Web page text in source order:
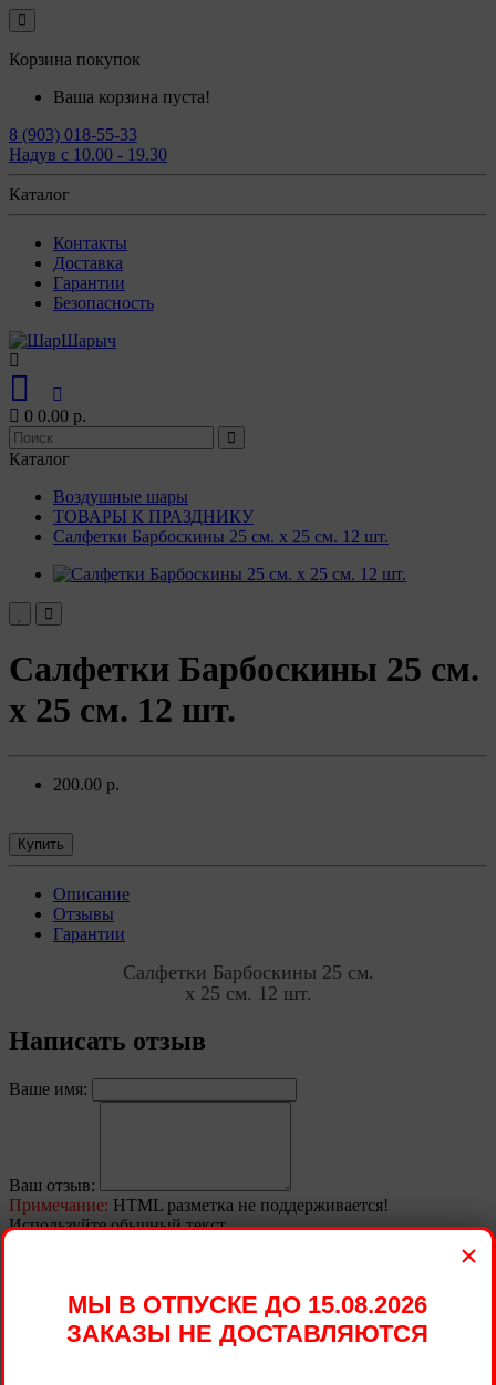
Корзина покупок
Ваша корзина пуста!
8 (903) 018-55-33
Надув с 10.00 - 19.30
Каталог
Контакты
Доставка
Гарантии
Безопасность
0 0.00 р.
Каталог
Воздушные шары
ТОВАРЫ К ПРАЗДНИКУ
Салфетки Барбоскины 25 см. х 25 см. 12 шт.
Салфетки Барбоскины 25 см.
х 25 см. 12 шт.
200.00 р.
Купить
Описание
Отзывы
Гарантии
Салфетки Барбоскины 25 см.
х 25 см. 12 шт.
Написать отзыв
Ваше имя:
Ваш отзыв:
Примечание: HTML разметка не поддерживается!
Используйте обычный текст.
Отправить отзыв
×
МЫ В ОТПУСКЕ ДО 15.08.2026
ЗАКАЗЫ НЕ ДОСТАВЛЯЮТСЯ